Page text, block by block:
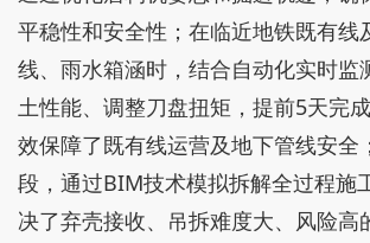
平稳性和安全性；在临近地铁既有线
线、雨水箱涵时，结合自动化实时监
土性能、调整刀盘扭矩，提前5天完
效保障了既有线运营及地下管线安全
段，通过BIM技术模拟拆解全过程施
决了弃壳接收、吊拆难度大、风险高